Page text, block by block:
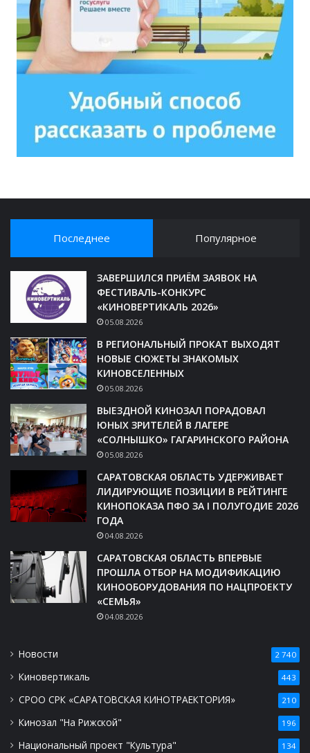
Последнее Популярное
ЗАВЕРШИЛСЯ ПРИЁМ ЗАЯВОК НА
ФЕСТИВАЛЬ-КОНКУРС
«КИНОВЕРТИКАЛЬ 2026»
05.08.2026
В РЕГИОНАЛЬНЫЙ ПРОКАТ ВЫХОДЯТ
НОВЫЕ СЮЖЕТЫ ЗНАКОМЫХ
КИНОВСЕЛЕННЫХ
05.08.2026
ВЫЕЗДНОЙ КИНОЗАЛ ПОРАДОВАЛ
ЮНЫХ ЗРИТЕЛЕЙ В ЛАГЕРЕ
«СОЛНЫШКО» ГАГАРИНСКОГО РАЙОНА
05.08.2026
САРАТОВСКАЯ ОБЛАСТЬ УДЕРЖИВАЕТ
ЛИДИРУЮЩИЕ ПОЗИЦИИ В РЕЙТИНГЕ
КИНОПОКАЗА ПФО ЗА I ПОЛУГОДИЕ 2026
ГОДА
04.08.2026
САРАТОВСКАЯ ОБЛАСТЬ ВПЕРВЫЕ
ПРОШЛА ОТБОР НА МОДИФИКАЦИЮ
КИНООБОРУДОВАНИЯ ПО НАЦПРОЕКТУ
«СЕМЬЯ»
04.08.2026
Новости 2 740
Киновертикаль 443
СРОО СРК «САРАТОВСКАЯ КИНОТРАЕКТОРИЯ» 210
Кинозал "На Рижской" 196
Национальный проект "Культура" 134